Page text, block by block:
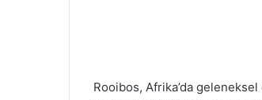
Rooibos, Afrika’da